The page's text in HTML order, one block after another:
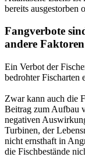
bereits ausgestorben
Fangverbote
andere
Ein Verbot der
bedrohter Fischarten
Zwar kann auch die
Beitrag zum Aufbau
negativen
Turbinen, der
nicht ernsthaft in
die Fischbestände